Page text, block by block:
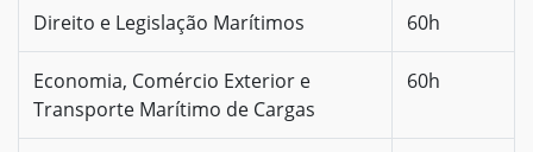
Direito e Legislação Marítimos 60h
Economia, Comércio Exterior e
Transporte Marítimo de Cargas
60h